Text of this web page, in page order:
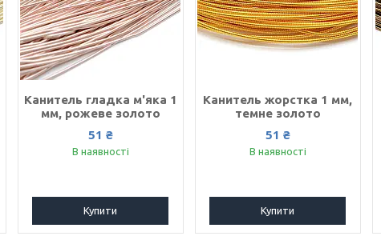
Канитель гладка м'яка 1
мм, рожеве золото
51 ₴
В наявності
Купити
Канитель жорстка 1 мм,
темне золото
51 ₴
В наявності
Купити